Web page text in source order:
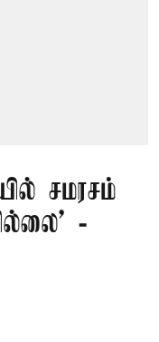
சமரசம்
-